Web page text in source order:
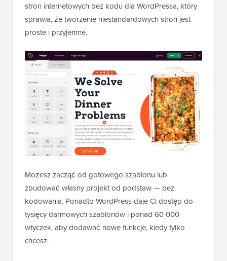
stron internetowych bez kodu dla WordPressa, który
sprawia, że tworzenie niestandardowych stron jest
proste i przyjemne.
Możesz zacząć od gotowego szablonu lub
zbudować własny projekt od podstaw — bez
kodowania. Ponadto WordPress daje Ci dostęp do
tysięcy darmowych szablonów i ponad 60 000
wtyczek, aby dodawać nowe funkcje, kiedy tylko
chcesz.